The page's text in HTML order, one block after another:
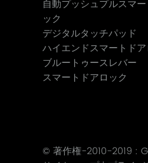
自動プッシュプルスマ
ック
デジタルタッチパッド
ハイエンドスマートドア
ブルートゥースレバー
スマートドアロック
© 著作権-2010-2019 :